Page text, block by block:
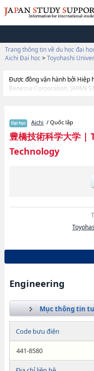
Trang thông tin về du học đại
Aichi Đại học > Toyohashi
Được đồng vận hành bởi Hiệp
Benesse Corporation, JAPAN
khoảng 1.300 trường đại học,
Technology, và thông tin cần
Ngành Engineering, thông tin
thi tuyển như số lượng tuyển
bị, hướng dẫn địa điểm v.v...
Aichi / Quốc lập
豊橋技術科学大学|
Technology
Engineering
Mục thông tin
Code bưu điện
441-8580